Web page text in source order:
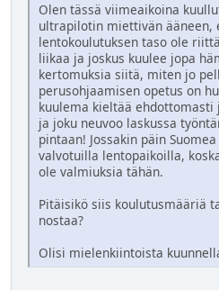
Olen tässä viimeaikoina
ultrapilotin miettivän ääneen,
lentokoulutuksen taso ole
liikaa ja joskus kuulee jopa
kertomuksia siitä, miten jo
perusohjaamisen opetus on
kuulema kieltää ehdottomasti
ja joku neuvoo laskussa
pintaan! Jossakin päin
valvotuilla lentopaikoilla,
ole valmiuksia tähän.
Pitäisikö siis koulutusmääriä
nostaa?
Olisi mielenkiintoista